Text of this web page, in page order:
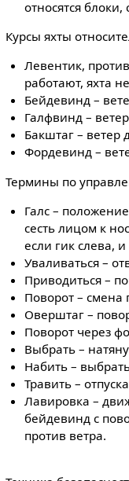
относятся
Курсы яхты
Левентик,
работают, яхта
Бейдевинд –
Галфвинд –
Бакштаг – ветер
Фордевинд –
Термины по
Галс –
сесть лицом к
если гик слева,
Уваливаться –
Приводиться –
Поворот – смена
Оверштаг –
Поворот через
Выбрать –
Набить –
Травить –
Лавировка –
бейдевинд с
против ветра.